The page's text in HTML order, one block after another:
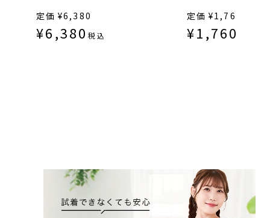
定価 ¥6,380
¥6,380 税込
定価 ¥1,760
¥1,760